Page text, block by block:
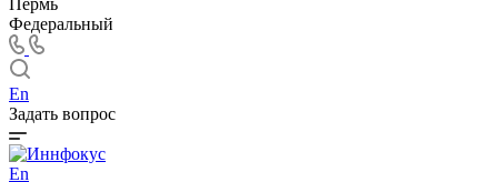
Пермь
Федеральный
En
Задать вопрос
En